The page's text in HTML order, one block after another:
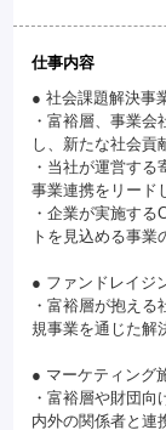
仕事内容
● 社会課題解決事
・富裕層、事業
し、新たな社会貢
・当社が運営す
事業連携をリード
・企業が実施す
トを見込める事業
● ファンドレイジ
・富裕層が抱え
規事業を通じた解
● マーケティング
・富裕層や財団
内外の関係者と連